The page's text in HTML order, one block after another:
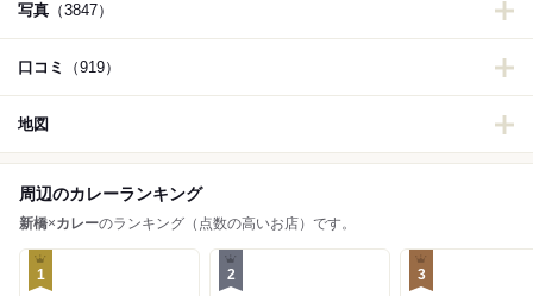
写真 （3847）
口コミ （919）
地図
周辺のカレーランキング
新橋×カレーのランキング（点数の高いお店）です。
1 2 3